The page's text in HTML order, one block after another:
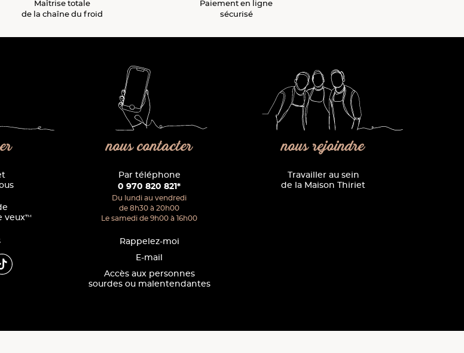
Maîtrise totale
de la chaîne du froid
Paiementen ligne
sécurisé
veux™
nous contacter
Par téléphone
0 970 820 821*
Du lundi au vendredi
de 8h30 à 20h00
Le samedi de 9h00 à 16h00
Rappelez-moi
E-mail
Accès aux personnes
sourdes ou malentendantes
nous rejoindre
Travailler au sein
de la Maison Thiriet